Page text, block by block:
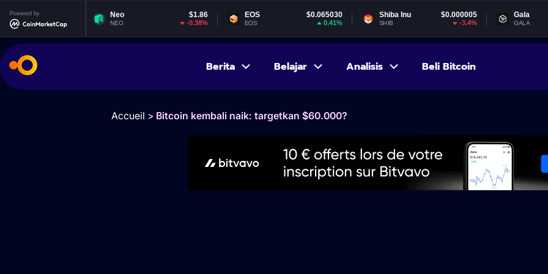
Powered by
1.85% NEO
EOS
EOS
Shiba Inu $0.000005
SHIB
Gala
GALA
Berita Belajar Analisis Beli Bitcoin
Accueil > Bitcoin kembali naik: targetkan $60.000?